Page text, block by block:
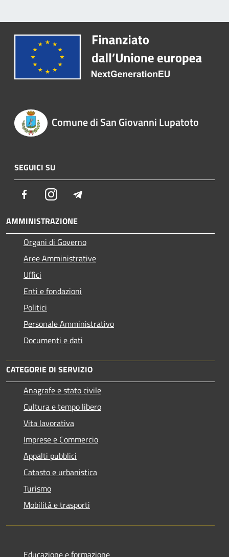
Comune di San Giovanni Lupatoto
SEGUICI SU
FacebookInstagram
AMMINISTRAZIONE
Organi di Governo
Aree Amministrative
Uffici
Enti e fondazioni
Politici
Personale Amministrativo
Documenti e dati
CATEGORIE DI SERVIZIO
Anagrafe e stato civile
Cultura e tempo libero
Vita lavorativa
Imprese e Commercio
Appalti pubblici
Catasto e urbanistica
Turismo
Mobilità e trasporti
Educazione e formazione